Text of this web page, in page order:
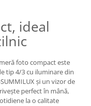
ideal
foto compact este
tip 4/3 cu iluminare din
și un vizor de
perfect în mână,
la o calitate